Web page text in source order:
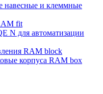
навесные и клеммные
fit
N для автоматизации
RAM block
корпуса RAM box